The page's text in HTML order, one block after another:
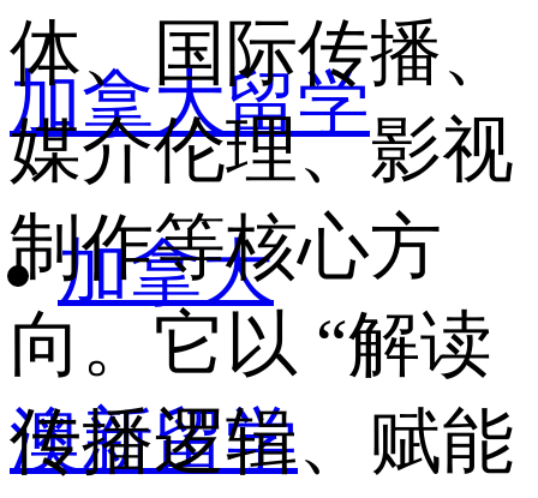
加拿大留学
加拿大
澳新留学
体、国际传播、
媒介伦理、影视
制作等核心方
向。它以 “解读
传播逻辑、赋能